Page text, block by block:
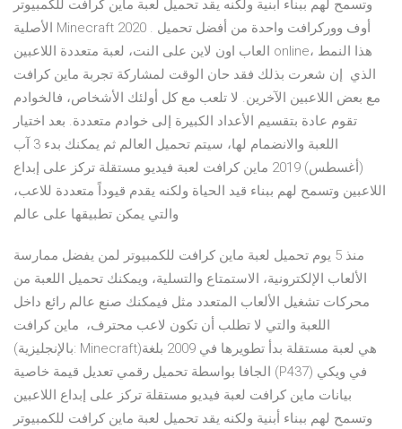
وتسمح لهم ببناء أبنية ولكنه يقد تحميل لعبة ماين كرافت للكمبيوتر
الأصلية Minecraft 2020 . أوف ووركرافت واحدة من أفضل تحميل
العاب اون لاين على النت، لعبة متعددة اللاعبين online، هذا النمط
الذي إن شعرت بذلك فقد حان الوقت لمشاركة تجربة ماين كرافت
مع بعض اللاعبين الآخرين. لا تلعب مع كل أولئك الأشخاص، فالخوادم
تقوم عادة بتقسيم الأعداد الكبيرة إلى خوادم متعددة. بعد اختيار
اللعبة والانضمام لها، سيتم تحميل العالم ثم يمكنك بدء 3 آب
(أغسطس) 2019 ماين كرافت لعبة فيديو مستقلة تركز على إبداع
اللاعبين وتسمح لهم ببناء قيد الحياة ولكنه يقدم قيوداً متعددة للاعب،
منذ 5 يوم تحميل لعبة ماين كرافت للكمبيوتر لمن يفضل ممارسة
الألعاب الإلكترونية، الاستمتاع والتسلية، ويمكنك تحميل اللعبة من
محركات تشغيل الألعاب المتعدد مثل فيمكنك صنع عالم رائع داخل
اللعبة والتي لا تطلب أن تكون لاعب محترف، ماين كرافت
(بالإنجليزية: Minecraft)‏ هي لعبة مستقلة بدأ تطويرها في 2009 بلغة
الجافا بواسطة تحميل رقمي تعديل قيمة خاصية (P437) في ويكي
بيانات ماين كرافت لعبة فيديو مستقلة تركز على إبداع اللاعبين
وتسمح لهم ببناء أبنية ولكنه يقد تحميل لعبة ماين كرافت للكمبيوتر